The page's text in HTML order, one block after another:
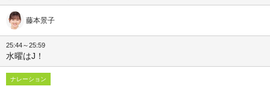
藤本景子
25:44～25:59
水曜はJ！
ナレーション